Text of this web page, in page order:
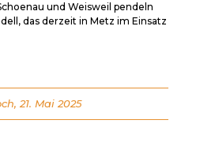
und Weisweil pendeln
das derzeit in Metz im Einsatz
21. Mai 2025